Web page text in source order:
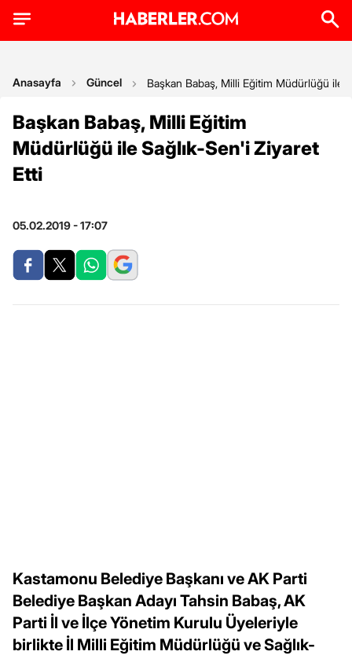
Anasayfa Güncel Başkan Babaş, Milli Eğitim Müdürlüğü ile
Başkan Babaş, Milli Eğitim
Müdürlüğü ile Sağlık-Sen'i Ziyaret
Etti
05.02.2019 - 17:07
Kastamonu Belediye Başkanı ve AK Parti
Belediye Başkan Adayı Tahsin Babaş, AK
Parti İl ve İlçe Yönetim Kurulu Üyeleriyle
birlikte İl Milli Eğitim Müdürlüğü ve Sağlık-